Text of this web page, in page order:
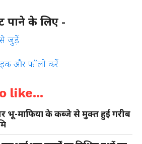
पाने के लिए -
से जुड़ें
और फॉलो करें
like...
भू-माफिया के कब्जे से मुक्त हुई गरीब